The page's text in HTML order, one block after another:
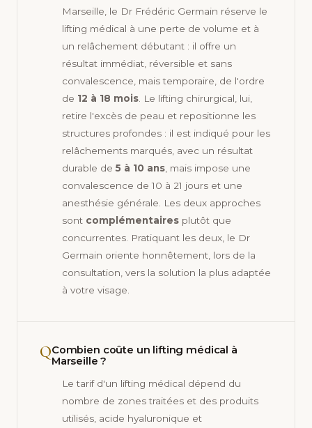
Marseille, le Dr Frédéric Germain réserve le
lifting médical à une perte de volume et à
un relâchement débutant : il offre un
résultat immédiat, réversible et sans
convalescence, mais temporaire, de l'ordre
de 12 à 18 mois . Le lifting chirurgical, lui,
retire l'excès de peau et repositionne les
structures profondes : il est indiqué pour les
relâchements marqués, avec un résultat
durable de 5 à 10 ans , mais impose une
convalescence de 10 à 21 jours et une
anesthésie générale. Les deux approches
sont complémentaires plutôt que
concurrentes. Pratiquant les deux, le Dr
Germain oriente honnêtement, lors de la
consultation, vers la solution la plus adaptée
à votre visage.
QCombien coûte un lifting médical à
Marseille ?
Le tarif d'un lifting médical dépend du
nombre de zones traitées et des produits
utilisés, acide hyaluronique et